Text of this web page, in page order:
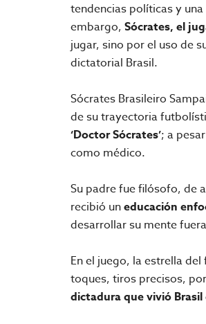
tendencias políticas y
embargo, Sócrates, el
jugar, sino por el uso de
dictatorial Brasil.
Sócrates Brasileiro
de su trayectoria
‘Doctor Sócrates’; a
como médico.
Su padre fue filósofo, de
recibió uneducación
desarrollar su mente
En el juego, la estrella
toques, tiros precisos,
dictadura que vivió Brasil